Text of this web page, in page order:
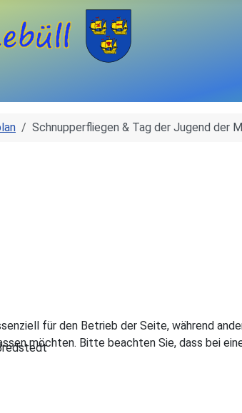
Schnupperfliegen & Tag der Jugend der
für den Betrieb der Seite, während
möchten. Bitte beachten Sie, dass bei